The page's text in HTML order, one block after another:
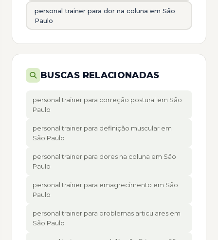
personal trainer para dor na coluna em São
Paulo
BUSCAS RELACIONADAS
personal trainer para correção postural em São
Paulo
personal trainer para definição muscular em
São Paulo
personal trainer para dores na coluna em São
Paulo
personal trainer para emagrecimento em São
Paulo
personal trainer para problemas articulares em
São Paulo